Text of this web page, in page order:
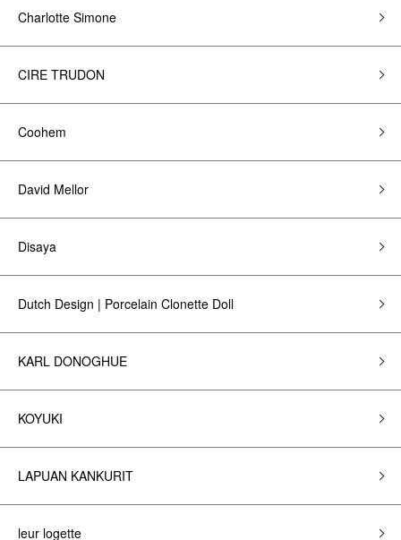
Charlotte Simone
CIRE TRUDON
Coohem
David Mellor
Disaya
Dutch Design | Porcelain Clonette Doll
KARL DONOGHUE
KOYUKI
LAPUAN KANKURIT
leur logette